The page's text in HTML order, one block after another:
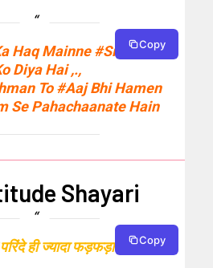
Haq Mainne #Sirf Doston
Diya Hai ,.,
To #Aaj Bhi Hamen
Se Pahachaanate Hain
Copy
Shayari
ही ज्यादा फड़फड़ाते हैं, Copy